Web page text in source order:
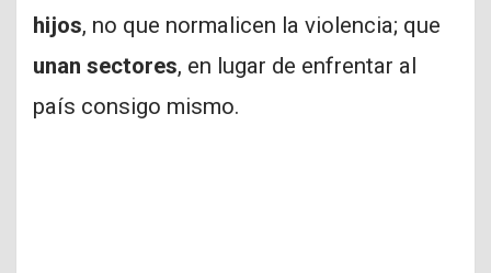
hijos, no que normalicen la violencia; que
unan sectores, en lugar de enfrentar al
país consigo mismo.